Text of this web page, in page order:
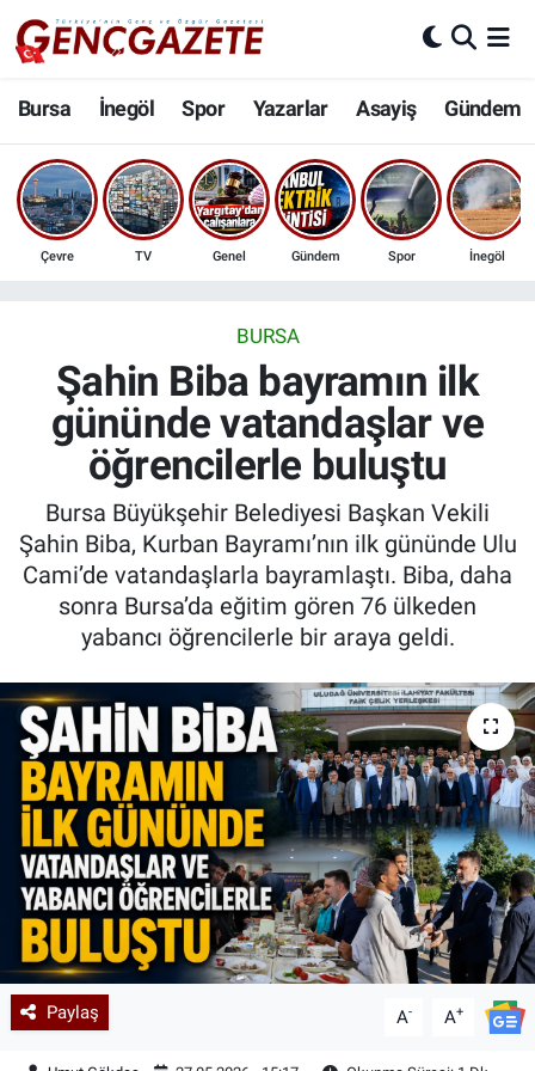
Bursa İnegöl Spor Yazarlar Asayiş Gündem
Çevre TV Genel Gündem Spor İnegöl
BURSA
Şahin Biba bayramın ilk
gününde vatandaşlar ve
öğrencilerle buluştu
Bursa Büyükşehir Belediyesi Başkan Vekili
Şahin Biba, Kurban Bayramı’nın ilk gününde Ulu
Cami’de vatandaşlarla bayramlaştı. Biba, daha
sonra Bursa’da eğitim gören 76 ülkeden
yabancı öğrencilerle bir araya geldi.
Paylaş A- A+
Bursa
İnegöl
3.SAYFA
Ekonomi
Güncel
İnanç
Kadın & Aile
Kültür & Sanat
Sağlık
Siyaset
Teknoloji
Yazarlar
Astroloji-Rüya
Nöbetçi Eczaneler
Hava Durumu
Trafik Durumu
Son Dakika Haberleri
Haber Arşivi